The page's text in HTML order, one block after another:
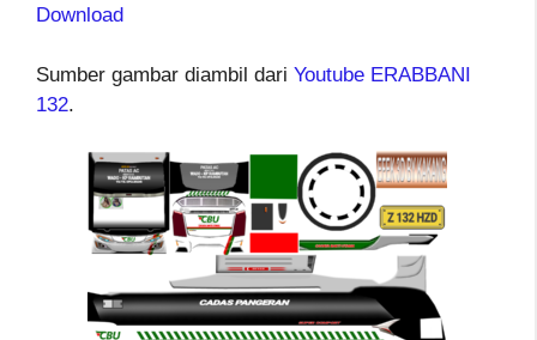
Download
Sumber gambar diambil dari Youtube ERABBANI
132.